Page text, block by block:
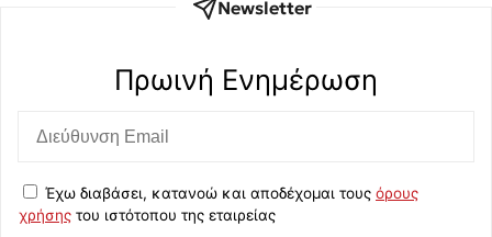
Newsletter
Πρωινή Eνημέρωση
Έχω διαβάσει, κατανοώ και αποδέχομαι τους όρους
χρήσης του ιστότοπου της εταιρείας